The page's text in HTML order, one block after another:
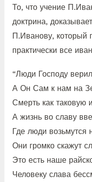
То, что учение
доктрина,
П.Иванову, который
практически все
“Люди Господу
А Он Сам к нам на
Смерть как таковую
А жизнь во славу
Где люди возьмутся
Они громко скажут
Это есть наше
Человеку слава